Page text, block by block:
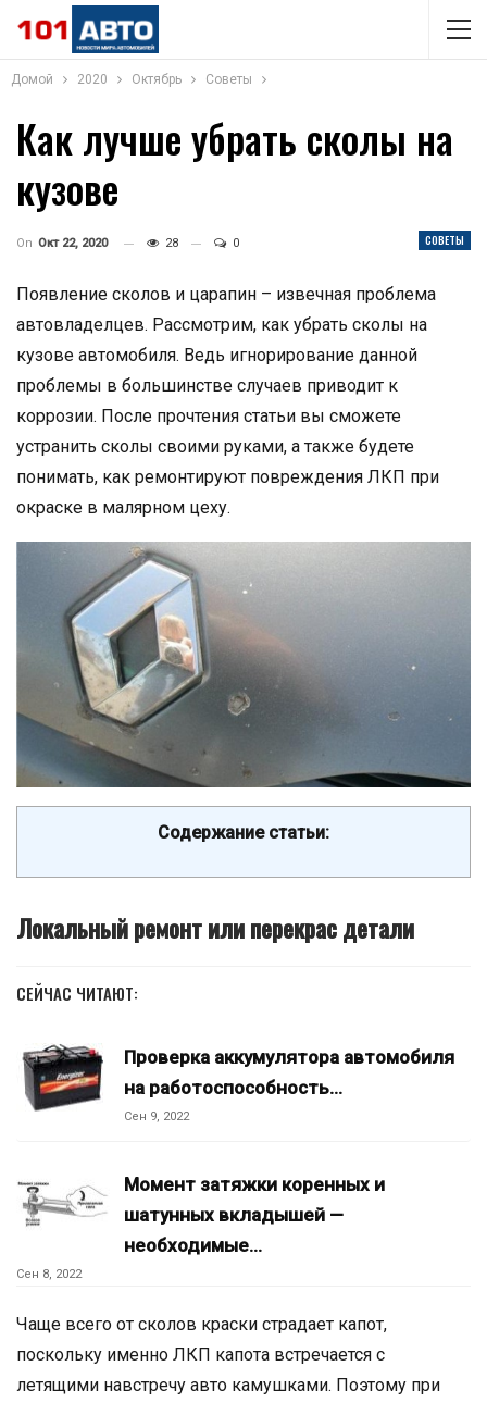
Домой 2020 Октябрь Советы
Как лучше убрать сколы на
кузове
СОВЕТЫ
On Окт 22, 2020 28 0
Появление сколов и царапин – извечная проблема
автовладелцев. Рассмотрим, как убрать сколы на
кузове автомобиля. Ведь игнорирование данной
проблемы в большинстве случаев приводит к
коррозии. После прочтения статьи вы сможете
устранить сколы своими руками, а также будете
понимать, как ремонтируют повреждения ЛКП при
окраске в малярном цеху.
Содержание статьи:
Локальный ремонт или перекрас детали
СЕЙЧАС ЧИТАЮТ:
Проверка аккумулятора автомобиля
на работоспособность…
Сен 9, 2022
Момент затяжки коренных и
шатунных вкладышей —
необходимые…
Сен 8, 2022
Чаще всего от сколов краски страдает капот,
поскольку именно ЛКП капота встречается с
летящими навстречу авто камушками. Поэтому при